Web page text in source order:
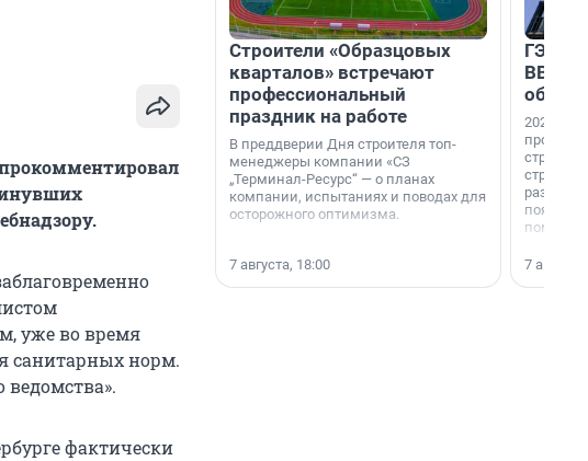
уже во время
санитарных норм.
фактически
Строители «Образцовых
кварталов» встречают
профессиональный
праздник на работе
В преддверии Дня строителя топ-
менеджеры компании «СЗ
„Терминал-Ресурс“ — о планах
компании, испытаниях и поводах для
осторожного оптимизма.
7 августа, 18:00
ГЭС,
ВВП: в
об
2026-й —
раз. В
7